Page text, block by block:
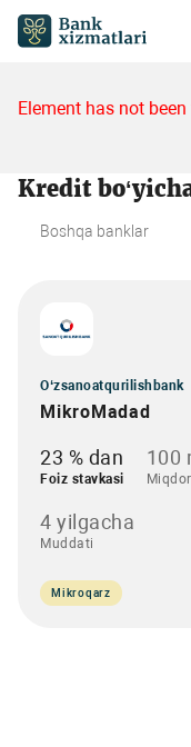
Element has not
Kredit
Boshqa banklar
O‘zsanoatqurilishbank
MikroMadad
23 % dan
Foiz stavkasi
100
4 yilgacha
Muddati
Mikroqarz